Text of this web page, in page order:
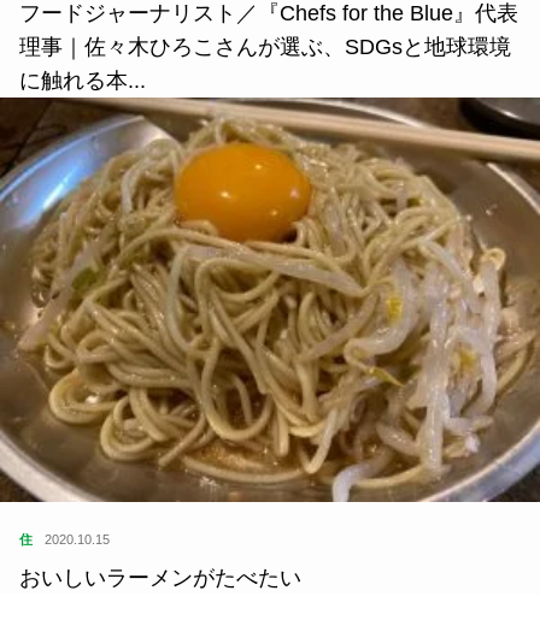
フードジャーナリスト／『Chefs for the Blue』代表
理事｜佐々木ひろこさんが選ぶ、SDGsと地球環境
に触れる本...
住 2020.10.15
おいしいラーメンがたべたい